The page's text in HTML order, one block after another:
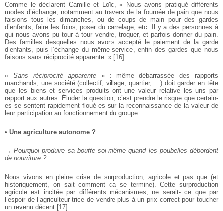
Comme le déclarent Camille et Loïc, « Nous avons pratiquédifférents
modes d’échange, notamment au travers de la fournée depain que nous
faisions tous les dimanches, ou de coups de main pourdes gardes
d’enfants, faire les foins, poser du carrelage, etc. Il y a des personnes à
qui nous avons pu tour à tour vendre, troquer, et parfois donner du pain.
Des familles desquelles nous avons accepté le paiement de la garde
d’enfants, puis l’échange du même service, enfin des gardes que nous
faisons sans réciprocité apparente. » [16]
« Sans réciprocité apparente » : même débarrassée des rapports
marchands, une société (collectif, village, quartier, ...) doit garder en tête
que les biens et services produits ont une valeur relative les uns par
rapport aux autres. Éluder la question, c’est prendre le risque quecertain-
es se sentent rapidement floué-es sur la reconnaissance de la valeur de
leur participation au fonctionnement du groupe.
• Une agriculture autonome ?
→ Pourquoi produire sa bouffe soi-même quand les poubelles débordent
de nourriture ?
Nous vivons en pleine crise de surproduction, agricole et pas que (et
historiquement, on sait comment ça se termine). Cette surproduction
agricole est incitée par différents mécanismes, ne serait-ce que par
l’espoir de l’agriculteur-trice de vendre plus à un prix correct pour toucher
un revenu décent [17]